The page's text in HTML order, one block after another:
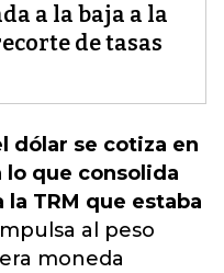
a la baja a la
de tasas
dólar se cotiza en
que consolida
TRM que estaba
al peso
moneda